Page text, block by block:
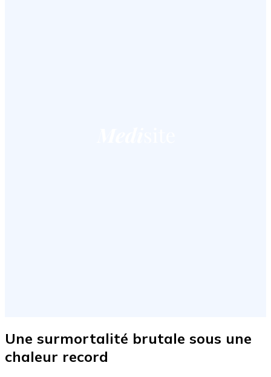
Une surmortalité brutale sous une
chaleur record